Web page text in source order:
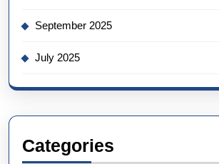
September 2025
July 2025
Categories